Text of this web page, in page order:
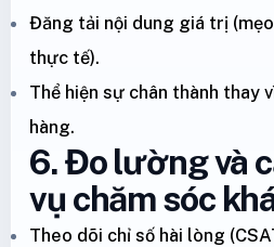
Đăng tải nội dung giá trị
thực tế).
Thể hiện sự chân thành thay
hàng.
6. Đo lường và
vụ chăm sóc
Theo dõi chỉ số hài lòng